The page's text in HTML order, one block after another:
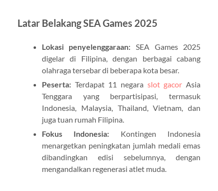
Latar Belakang SEA Games 2025
Lokasi penyelenggaraan: SEA Games 2025
digelar di Filipina, dengan berbagai cabang
olahraga tersebar di beberapa kota besar.
Peserta:Terdapat 11 negara slot gacor Asia
Tenggara yang berpartisipasi, termasuk
Indonesia, Malaysia, Thailand, Vietnam, dan
juga tuan rumah Filipina.
Fokus Indonesia: Kontingen Indonesia
menargetkan peningkatan jumlah medali emas
dibandingkan edisi sebelumnya, dengan
mengandalkan regenerasi atlet muda.